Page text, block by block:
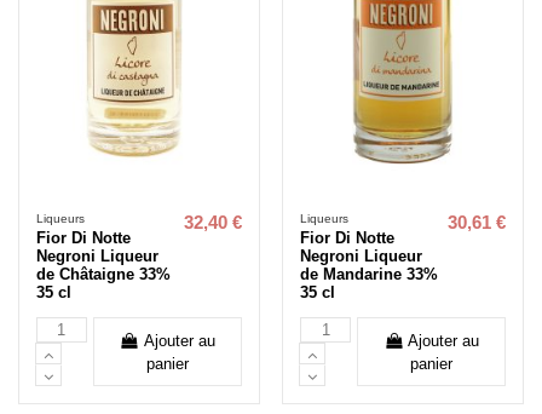
Liqueurs
Fior Di Notte
Negroni Liqueur
de Châtaigne 33%
35 cl
32,40 €
Ajouter au
panier
Liqueurs
Fior Di Notte
Negroni Liqueur
de Mandarine 33%
35 cl
30,61 €
Ajouter au
panier